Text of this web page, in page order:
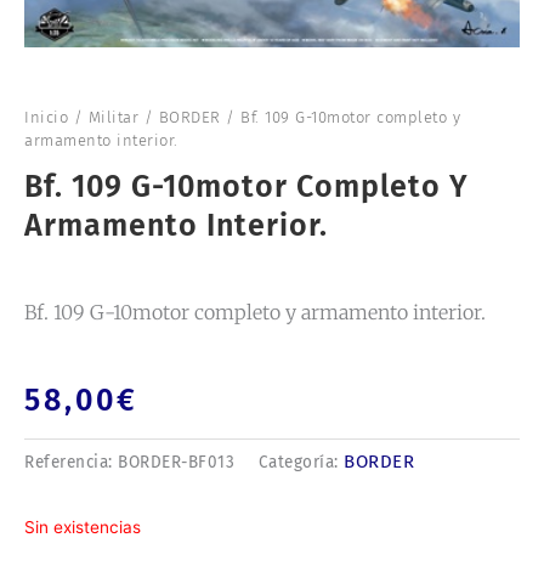
Inicio / Militar / BORDER / Bf. 109 G-10motor completo y
armamento interior.
Bf. 109 G-10motor Completo Y
Armamento Interior.
Bf. 109 G-10motor completo y armamento interior.
58,00€
Referencia: BORDER-BF013 Categoría: BORDER
Sin existencias